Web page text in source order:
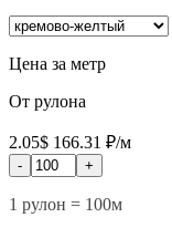
Цена за метр
От рулона
2.05$ 166.31 ₽/м
- +
1 рулон = 100м